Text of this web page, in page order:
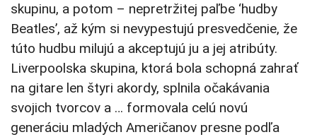
skupinu, a potom – nepretržitej paľbe ‘hudby
Beatles’, až kým si nevypestujú presvedčenie, že
túto hudbu milujú a akceptujú ju a jej atribúty.
Liverpoolska skupina, ktorá bola schopná zahrať
na gitare len štyri akordy, splnila očakávania
svojich tvorcov a … formovala celú novú
generáciu mladých Američanov presne podľa